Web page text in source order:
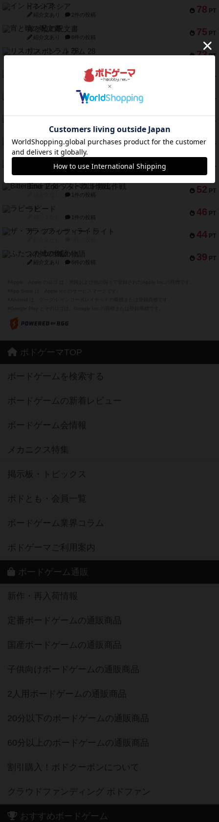
78 PT
インドネシア
紹介文あり 2件の投稿
75 PT
宵と暁の呪文書
紹介文あり 8件の投稿
73 PT
リスボン・トラム 28
PT
1件の投稿
PT
1件の投稿
PT
紹介文なし 1件の投稿
59 PT
スモールワールド
紹介文あり 13件の投稿
PT
ギャンブラー
52 PT
Bitter End ブタペスト救出作戦
1件の投稿
46 PT
ラピード
1件の投稿
44 PT
ザ・フラッフィー・ライト
39 PT
ふたつの城の物語
紹介文あり 6件の投稿
ボドゲーマTOP
ボードゲームを検索する
ボードゲームの新着レビュー
ボードゲーム会情報
メカニクス特集
掲示板・トピックス
ボドとも・会員一覧
ボードゲーム業界コラム
ボドゲーマご利用案内
ボードゲーム通販
新作・再入荷情報
定番ボードゲームの通販商品
国産ボードゲームの通販商品
子供向けボードゲームの通販商品
2人用ボードゲームの通販商品
20分以下のボードゲームの通販商品
60分以上のボードゲームの通販商品
割引購入！ボドクーポンについて
クラウドファンディング ボドファン
おすすめボードゲーム